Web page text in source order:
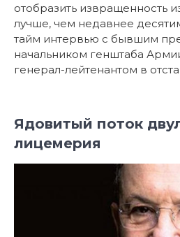
отобразить извращенность
лучше, чем недавнее
тайм интервью с бывшим
начальником генштаба
генерал-лейтенантом в
Ядовитый поток
лицемерия